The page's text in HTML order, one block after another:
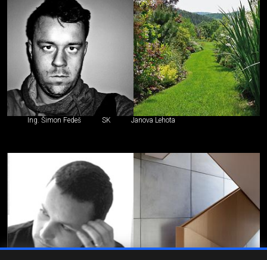
Ing. Šimon Fedeš SK Janova Lehota